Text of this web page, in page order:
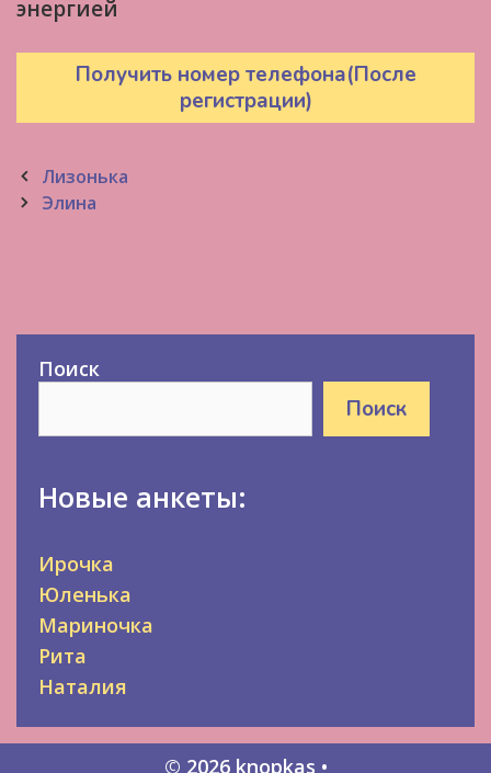
энергией
Получить номер телефона(После
регистрации)
Post
navigation
Лизонька
Элина
Поиск
Поиск
Новые анкеты:
Ирочка
Юленька
Мариночка
Рита
Наталия
© 2026 knopkas •